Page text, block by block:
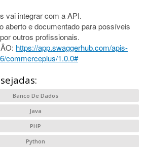
vai integrar com a API.
aberto e documentado para possíveis
outros profissionais.
https://app.swaggerhub.com/apis-
commerceplus/1.0.0#
Banco De Dados
Java
PHP
Python